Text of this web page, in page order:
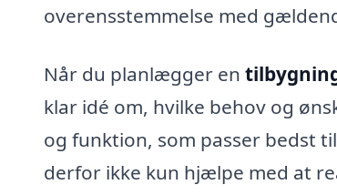
overensstemmelse med
Når du planlægger en
klar idé om, hvilke behov og
og funktion, som passer bedst
derfor ikke kun hjælpe med at